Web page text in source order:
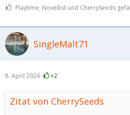
Playtime, Novellist und CherrySeeds
SingleMalt71
8. April 2026 +2
Zitat von CherrySeeds